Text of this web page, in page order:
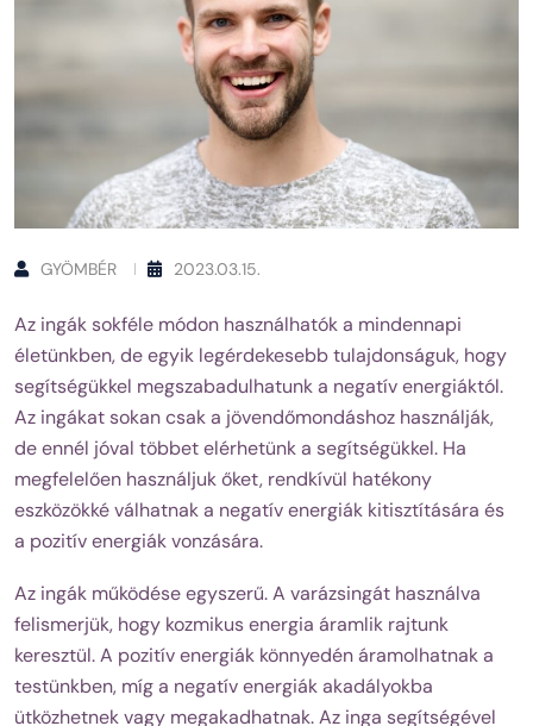
GYÖMBÉR 2023.03.15.
Az ingák sokféle módon használhatók a mindennapi
életünkben, de egyik legérdekesebb tulajdonságuk, hogy
segítségükkel megszabadulhatunk a negatív energiáktól.
Az ingákat sokan csak a jövendőmondáshoz használják,
de ennél jóval többet elérhetünk a segítségükkel. Ha
megfelelően használjuk őket, rendkívül hatékony
eszközökké válhatnak a negatív energiák kitisztítására és
a pozitív energiák vonzására.
Az ingák működése egyszerű. A varázsingát használva
felismerjük, hogy kozmikus energia áramlik rajtunk
keresztül. A pozitív energiák könnyedén áramolhatnak a
testünkben, míg a negatív energiák akadályokba
ütközhetnek vagy megakadhatnak. Az inga segítségével